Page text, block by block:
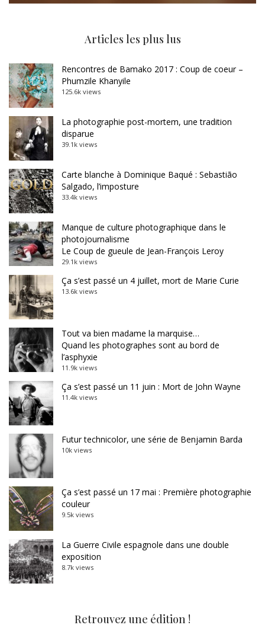
Articles les plus lus
Rencontres de Bamako 2017 : Coup de coeur –
Phumzile Khanyile
125.6k views
La photographie post-mortem, une tradition
disparue
39.1k views
Carte blanche à Dominique Baqué : Sebastião
Salgado, l’imposture
33.4k views
Manque de culture photographique dans le
photojournalisme
Le Coup de gueule de Jean-François Leroy
29.1k views
Ça s’est passé un 4 juillet, mort de Marie Curie
13.6k views
Tout va bien madame la marquise…
Quand les photographes sont au bord de
l’asphyxie
11.9k views
Ça s’est passé un 11 juin : Mort de John Wayne
11.4k views
Futur technicolor, une série de Benjamin Barda
10k views
Ça s’est passé un 17 mai : Première photographie
couleur
9.5k views
La Guerre Civile espagnole dans une double
exposition
8.7k views
Retrouvez une édition !